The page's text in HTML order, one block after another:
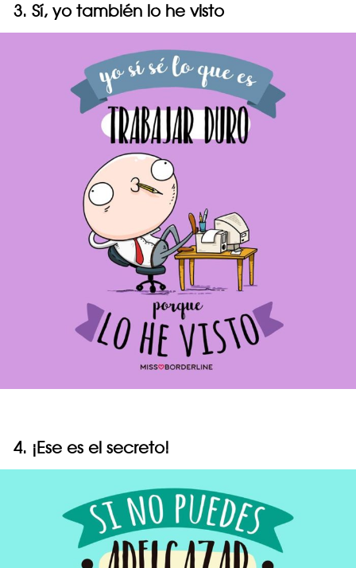
3. Sí, yo también lo he visto
4. ¡Ese es el secreto!